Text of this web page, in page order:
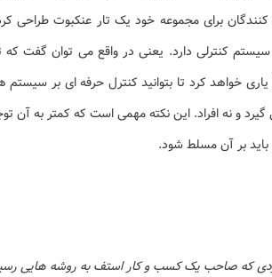
برای مجموعه خود یک تار عنکبوت طراحی
کنترلی دارد. یعنی در واقع می توان گفت که
خواهد کرد تا بتوانید کنترل حرفه ای بر
و نه افراد. این نکته مهمی است که کمتر به آن
باید بر آن مسلط شود.
فردی که صاحب یک کسب و کار استف به روشه هایی